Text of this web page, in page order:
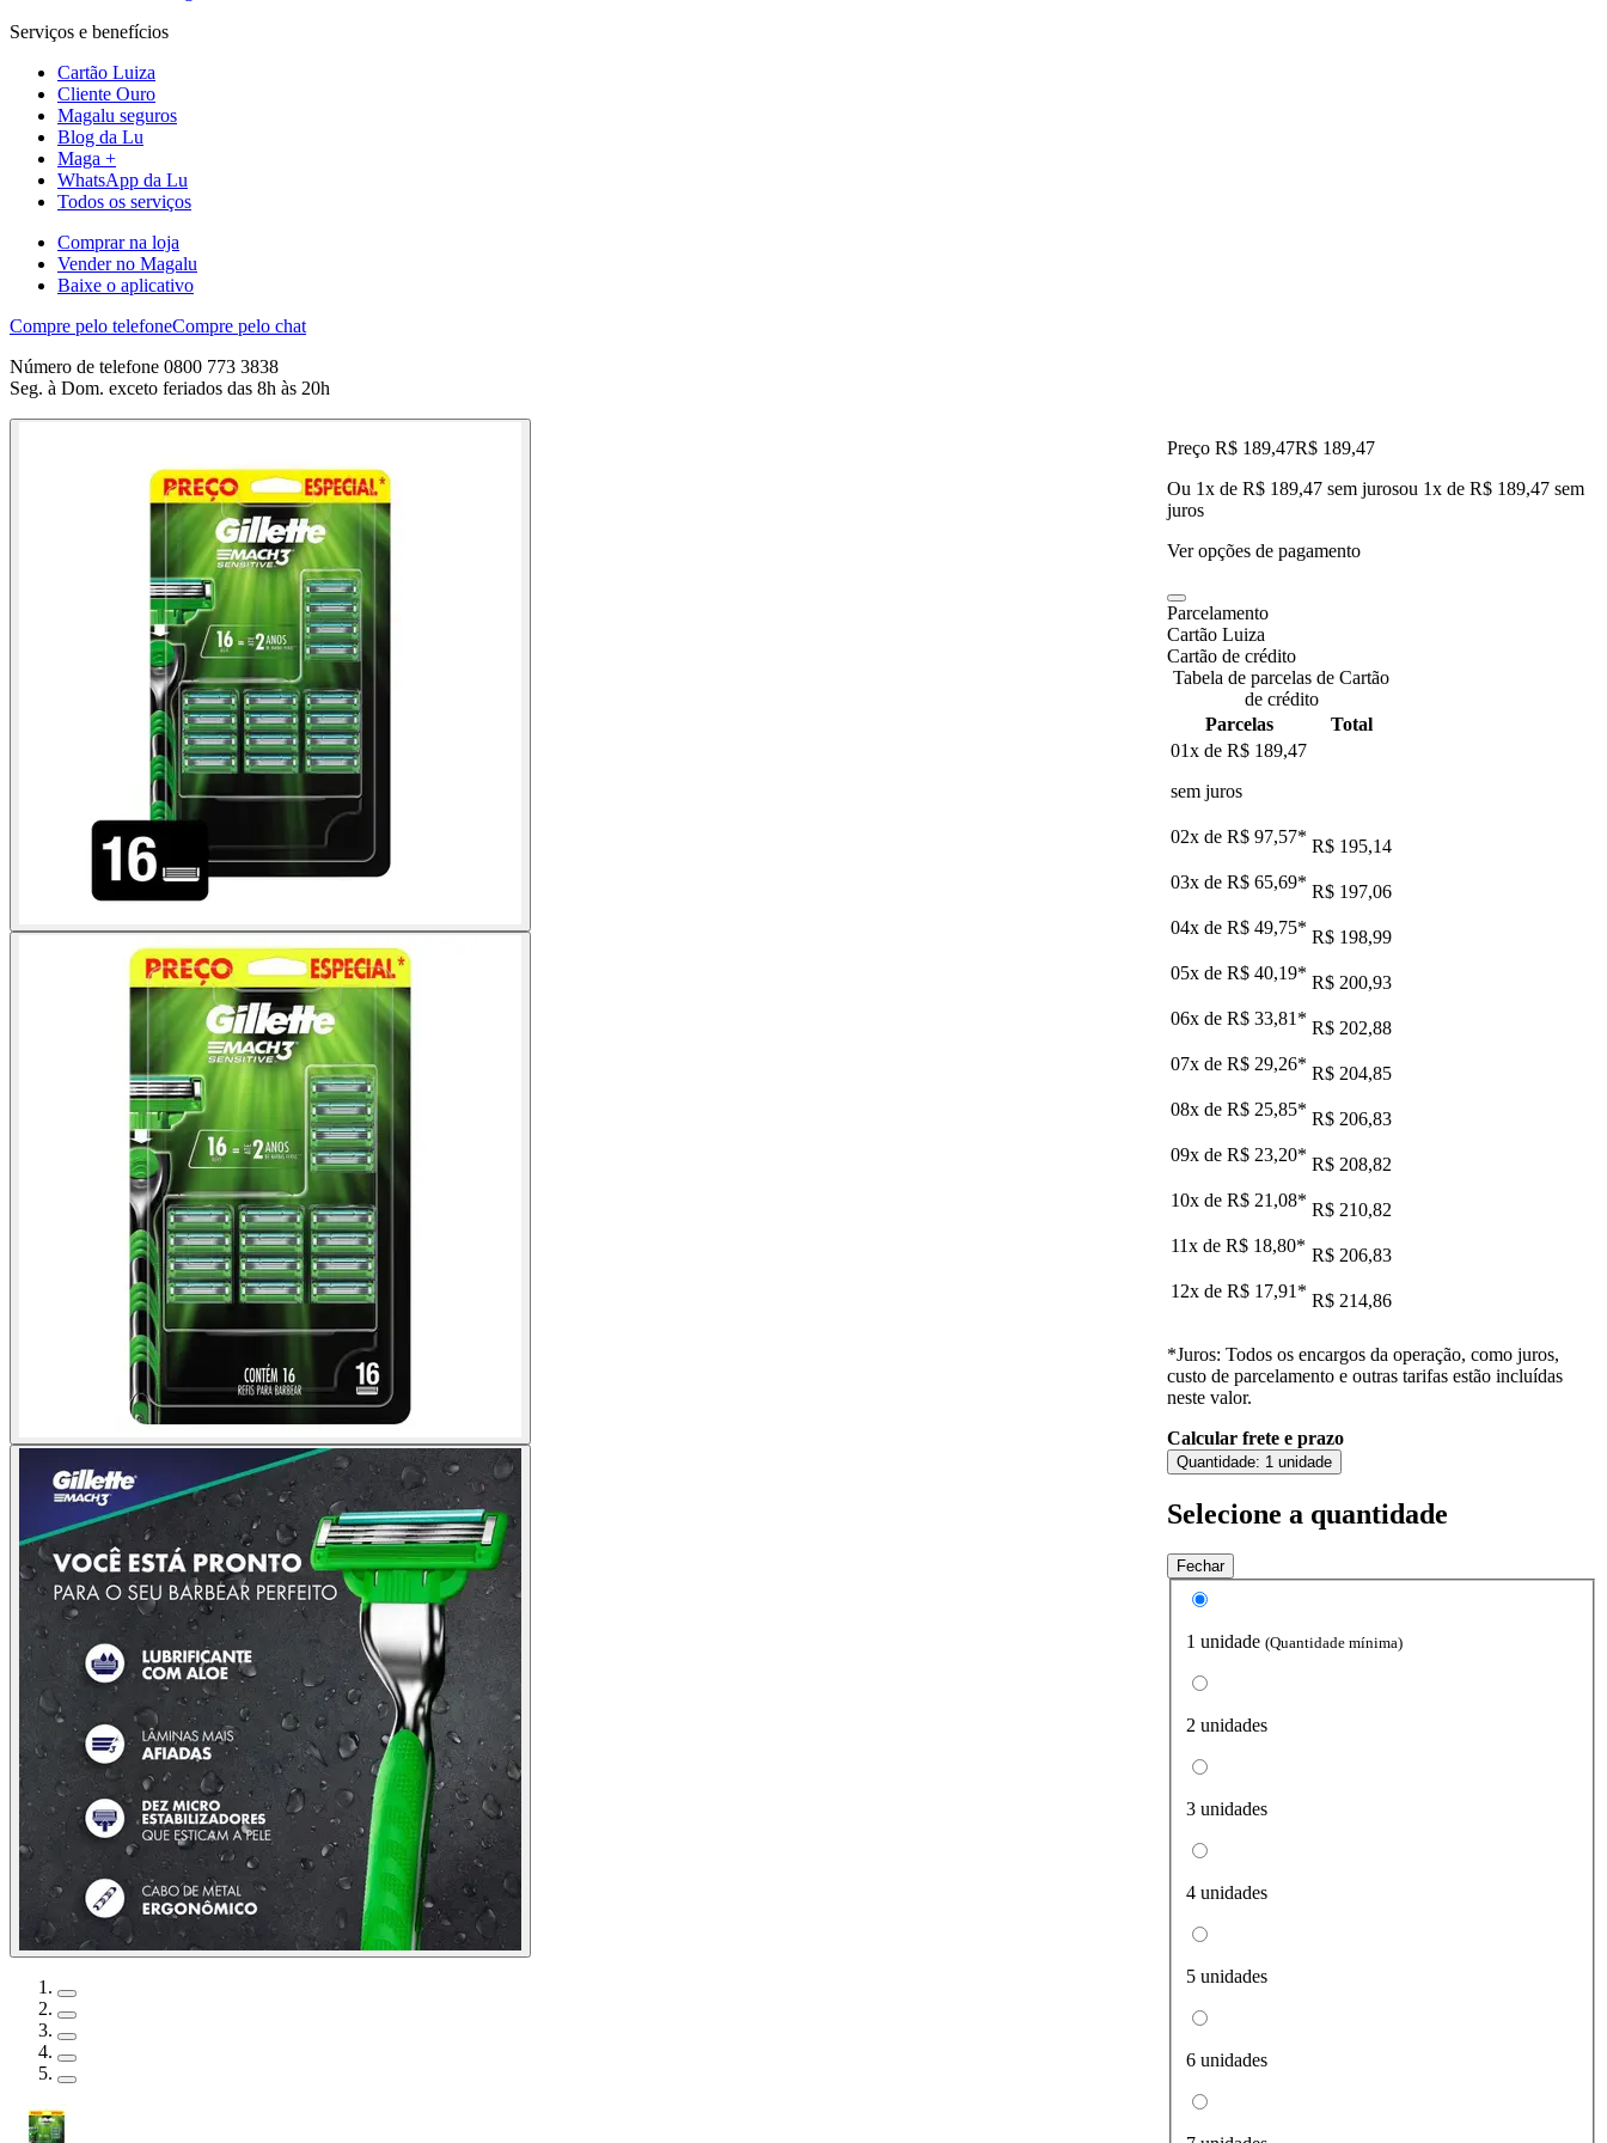
Serviços e benefícios
Cartão Luiza
Cliente Ouro
Magalu seguros
Blog da Lu
Maga +
WhatsApp da Lu
Todos os serviços
Comprar na loja
Vender no Magalu
Baixe o aplicativo
Compre pelo telefoneCompre pelo chat
Número de telefone 0800 773 3838
Seg. à Dom. exceto feriados das 8h às 20h
Preço R$ 189,47R$ 189,47
Ou 1x de R$ 189,47 sem jurosou 1x de R$ 189,47 sem
juros
Ver opções de pagamento
Parcelamento
Cartão Luiza
Cartão de crédito
Tabela de parcelas de Cartão
de crédito
Parcelas
Total
01x de R$ 189,47
sem juros
02x de R$ 97,57* R$ 195,14
03x de R$ 65,69* R$ 197,06
04x de R$ 49,75* R$ 198,99
05x de R$ 40,19* R$ 200,93
06x de R$ 33,81 * R$ 202,88
07x de R$ 29,26* R$ 204,85
08x de R$ 25,85* R$ 206,83
09x de R$ 23,20* R$ 208,82
10x de R$ 21,08* R$ 210,82
11x de R$ 18,80* R$ 206,83
12x de R$ 17,91 * R$ 214,86
*Juros: Todos os encargos da operação, como juros,
custo de parcelamento e outras tarifas estão incluídas
neste valor.
Calcular frete e prazo
Quantidade: 1 unidade
Selecione a quantidade
Fechar
1 unidade (Quantidade mínima)
2 unidades
3 unidades
4 unidades
5 unidades
6 unidades